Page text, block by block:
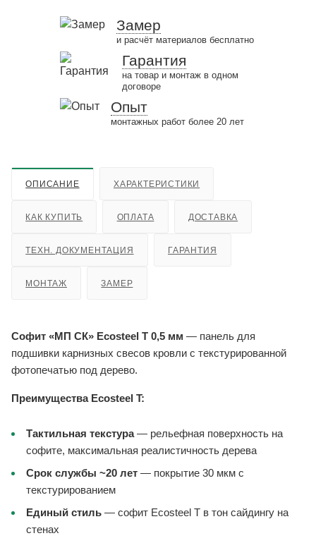
Замер
и расчёт материалов бесплатно
Гарантия
на товар и монтаж в одном
договоре
Опыт
монтажных работ более 20 лет
ОПИСАНИЕ ХАРАКТЕРИСТИКИ
КАК КУПИТЬ ОПЛАТА ДОСТАВКА
ТЕХН. ДОКУМЕНТАЦИЯ ГАРАНТИЯ
МОНТАЖ ЗАМЕР
Софит «МП СК» Ecosteel T 0,5 мм — панель для
подшивки карнизных свесов кровли с текстурированной
фотопечатью под дерево.
Преимущества Ecosteel T:
Тактильная текстура— рельефная поверхность на
софите, максимальная реалистичность дерева
Срок службы ~20 лет — покрытие 30 мкм с
текстурированием
Единый стиль — софит Ecosteel T в тон сайдингу на
стенах